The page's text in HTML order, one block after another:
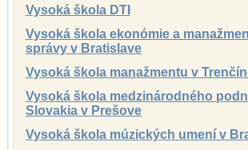
Vysoká škola DTI
Vysoká škola ekonómie a
správy v Bratislave
Vysoká škola manažmentu v
Vysoká škola medzinárodného
Slovakia v Prešove
Vysoká škola múzických umení v